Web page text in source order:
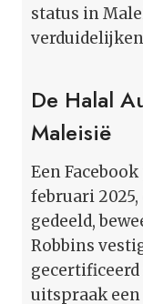
status in
De Halal
Maleisië
Een
februari 2025,
gedeeld,
Robbins
gecertificeerd
uitspraak